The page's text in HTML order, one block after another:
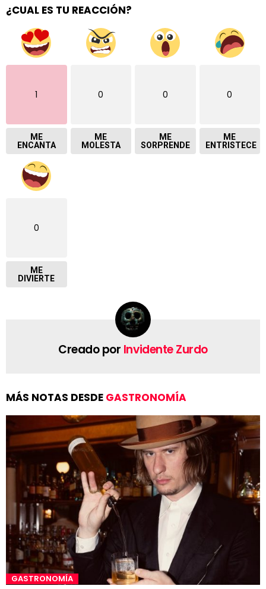
¿CUAL ES TU REACCIÓN?
1
ME
ENCANTA
0
ME
MOLESTA
0
ME
SORPRENDE
0
ME
ENTRISTECE
0
ME
DIVIERTE
Creado por Invidente Zurdo
MÁS NOTAS DESDE GASTRONOMÍA
GASTRONOMÍA